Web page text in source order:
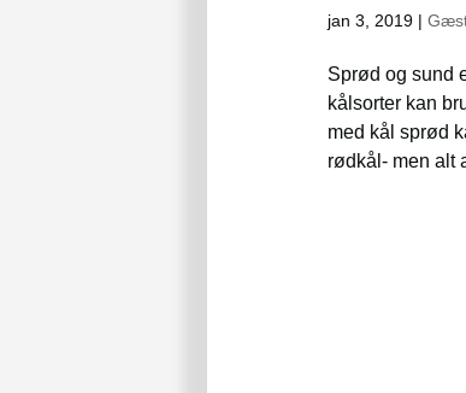
jan 3, 2019 |
Sprød og sund
kålsorter kan
med kål sprød
rødkål- men alt